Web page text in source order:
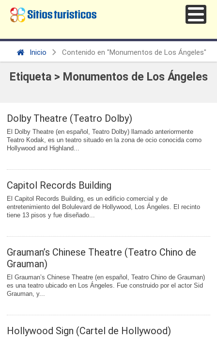
Inicio Contenido en "Monumentos de Los Ángeles"
Etiqueta > Monumentos de Los Ángeles
Dolby Theatre (Teatro Dolby)
El Dolby Theatre (en español, Teatro Dolby) llamado anteriormente
Teatro Kodak, es un teatro situado en la zona de ocio conocida como
Hollywood and Highland...
Capitol Records Building
El Capitol Records Building, es un edificio comercial y de
entretenimiento del Bolulevard de Hollywood, Los Ángeles. El recinto
tiene 13 pisos y fue diseñado...
Grauman’s Chinese Theatre (Teatro Chino de
Grauman)
El Grauman’s Chinese Theatre (en español, Teatro Chino de Grauman)
es una teatro ubicado en Los Ángeles. Fue construido por el actor Sid
Grauman, y...
Hollywood Sign (Cartel de Hollywood)